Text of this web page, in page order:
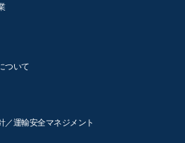
ついて
／運輸安全マネジメント